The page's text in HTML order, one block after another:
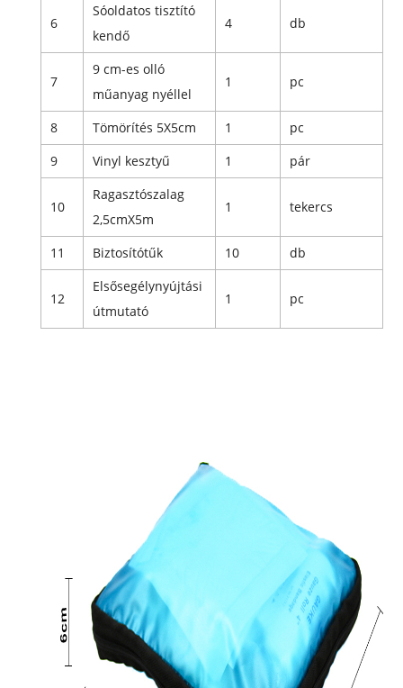
6
Sóoldatos tisztító
kendő
4 db
7
9 cm-es olló
műanyag nyéllel
1 pc
8 Tömörítés 5X5cm 1
pc
9
Vinyl kesztyű 1 pár
10
Ragasztószalag
2,5cmX5m
1 tekercs
11 Biztosítótűk 10 db
12
Elsősegélynyújtási
útmutató
1 pc